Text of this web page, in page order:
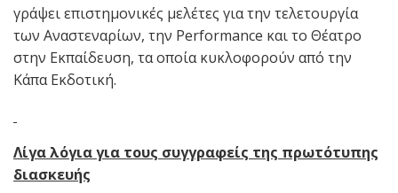
γράψει επιστημονικές μελέτες για την τελετουργία
των Αναστεναρίων, την Performance και το Θέατρο
στην Εκπαίδευση, τα οποία κυκλοφορούν από την
Κάπα Εκδοτική.
Λίγα λόγια για τους συγγραφείς της πρωτότυπης
διασκευής